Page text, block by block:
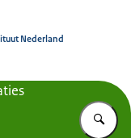
Nederland